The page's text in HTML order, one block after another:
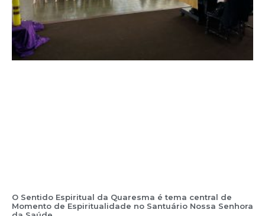
O Sentido Espiritual da Quaresma é tema central de
Momento de Espiritualidade no Santuário Nossa Senhora